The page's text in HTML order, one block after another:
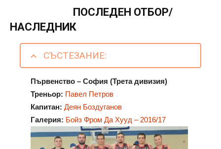
ПОСЛЕДЕН ОТБОР/
НАСЛЕДНИК
СЪСТЕЗАНИЕ:
Първенство – София (Трета дивизия)
Треньор: Павел Петров
Капитан: Деян Боздуганов
Галерия: Бойз Фром Да Хууд – 2016/17